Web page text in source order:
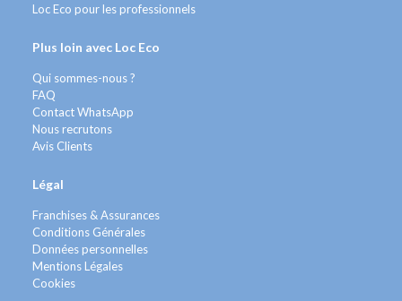
Loc Eco pour les professionnels
Plus loin avec Loc Eco
Qui sommes-nous ?
FAQ
Contact WhatsApp
Nous recrutons
Avis Clients
Légal
Franchises & Assurances
Conditions Générales
Données personnelles
Mentions Légales
Cookies